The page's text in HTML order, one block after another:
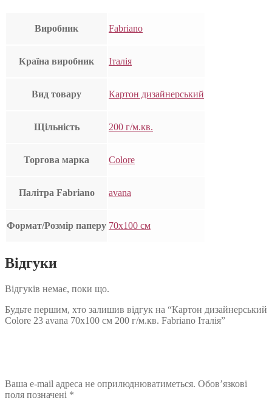
Виробник Fabriano
Країна виробник Італія
Вид товару Картон дизайнерський
Щільність 200 г/м.кв.
Торгова марка Colore
Палітра Fabriano avana
Формат/Розмір паперу 70х100 см
Відгуки
Відгуків немає, поки що.
Будьте першим, хто залишив відгук на “Картон дизайнерський
Colore 23 avana 70х100 см 200 г/м.кв. Fabriano Італія”
Ваша e-mail адреса не оприлюднюватиметься. Обов’язкові
поля позначені *